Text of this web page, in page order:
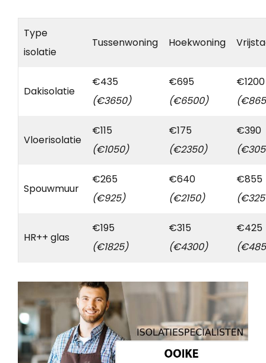
Type
isolatie
Tussenwoning Hoekwoning
Dakisolatie
€435
(€3650)
€695
(€6500)
€1200
Vloerisolatie
€115
(€1050)
€175
(€2350)
€390
Spouwmuur
€265
(€925)
€640
(€2150)
€855
HR++ glas
€195
(€1825)
€315
(€4300)
€425